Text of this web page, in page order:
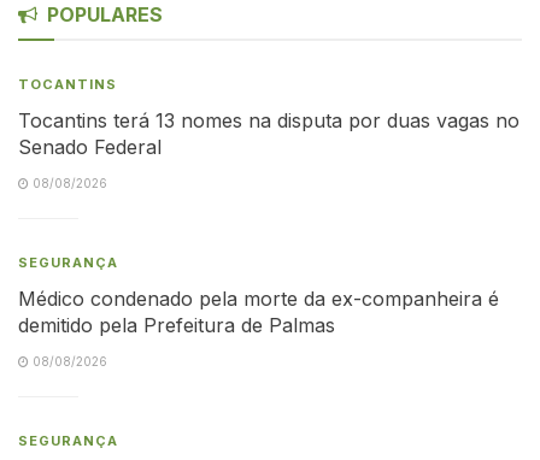
POPULARES
TOCANTINS
Tocantins terá 13 nomes na disputa por duas vagas no
Senado Federal
08/08/2026
SEGURANÇA
Médico condenado pela morte da ex-companheira é
demitido pela Prefeitura de Palmas
08/08/2026
SEGURANÇA